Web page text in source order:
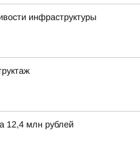
инфраструктуры
12,4 млн рублей